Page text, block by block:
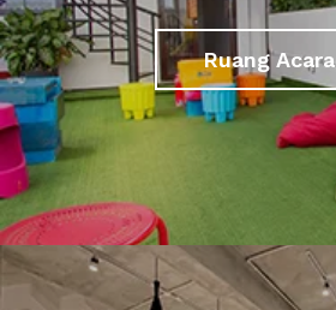
Ruang Acara